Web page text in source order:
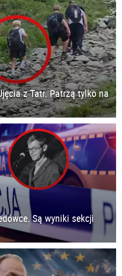
z Tatr. Patrzą tylko na
Są wyniki sekcji